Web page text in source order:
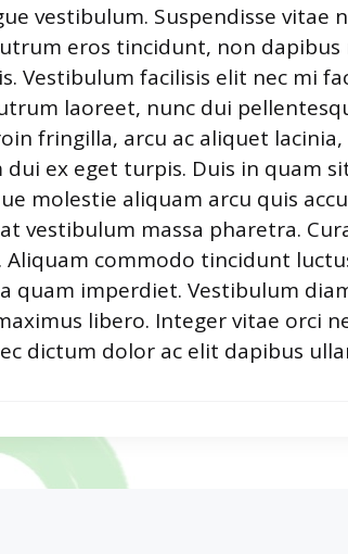
vestibulum. Suspendisse vitae
eros tincidunt, non dapibus
Vestibulum facilisis elit nec mi
laoreet, nunc dui
fringilla, arcu ac aliquet
ex eget turpis. Duis in quam
molestie aliquam arcu quis
vestibulum massa pharetra.
commodo tincidunt
quam imperdiet. Vestibulum
libero. Integer vitae orci
dictum dolor ac elit dapibus